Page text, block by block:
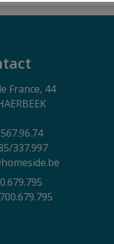
France, 44
337.997